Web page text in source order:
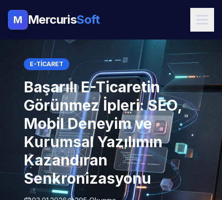
M MercurisSoft
E-TICARET
Başarılı E-Ticaretin
Görünmez İpleri: SEO,
Mobil Deneyim ve
Kurumsal Yazılımın
Kazandıran
Senkronizasyonu